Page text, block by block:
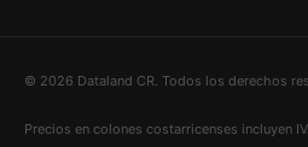
© 2026 Dataland CR. Todos los derechos
Precios en colones costarricenses incluyen